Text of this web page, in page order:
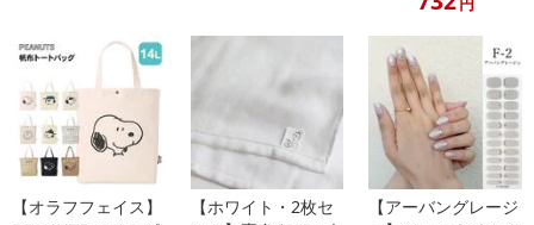
い。濡れたまま保管しますと、錆の発生や生地の色移りの原因とな
る場合があります。
注意事項
【賞味・消費期限のある商品について】
商品到着時点でのお日持ち期間は、配送日数などにより異なります
のでご了承ください。
ルタイニー
（3999 ／本）
コンパクトサイズ...
2560
んさくとえんじん
ショッピングバッグ
| ...
732円